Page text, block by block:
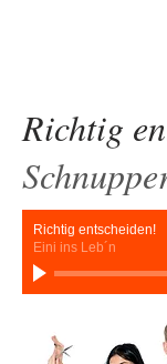
Richtig
Richtig entscheiden!
Eini ins Leb´n